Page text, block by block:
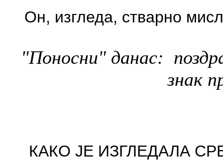
Он, изгледа, стварно
"Поносни" данас:
знак
КАКО ЈЕ ИЗГЛЕДАЛА